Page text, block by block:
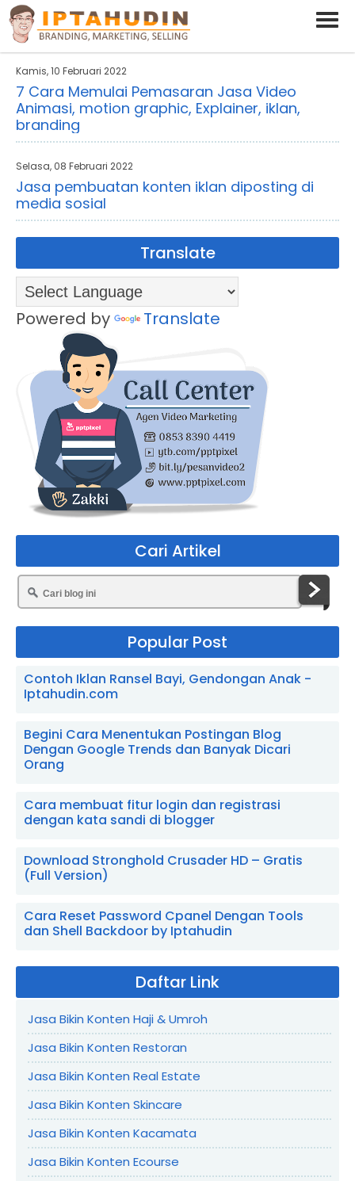
BARAND ANDA
Deskripsi Singkat Saja
Kamis, 10 Februari 2022
7 Cara Memulai Pemasaran Jasa Video
Animasi, motion graphic, Explainer, iklan,
branding
Selasa, 08 Februari 2022
Jasa pembuatan konten iklan diposting di
media sosial
Translate
Powered by Translate
Cari Artikel
Popular Post
Contoh Iklan Ransel Bayi, Gendongan Anak -
Iptahudin.com
Begini Cara Menentukan Postingan Blog
Dengan Google Trends dan Banyak Dicari
Orang
Cara membuat fitur login dan registrasi
dengan kata sandi di blogger
Download Stronghold Crusader HD – Gratis
(Full Version)
Cara Reset Password Cpanel Dengan Tools
dan Shell Backdoor by Iptahudin
Daftar Link
Jasa Bikin Konten Haji & Umroh
Jasa Bikin Konten Restoran
Jasa Bikin Konten Real Estate
Jasa Bikin Konten Skincare
Jasa Bikin Konten Kacamata
Jasa Bikin Konten Ecourse